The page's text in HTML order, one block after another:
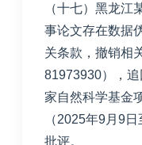
（十七）黑龙江
事论文存在数据
关条款，撤销相
81973930），
家自然科学基金
（2025年9月9
批评。